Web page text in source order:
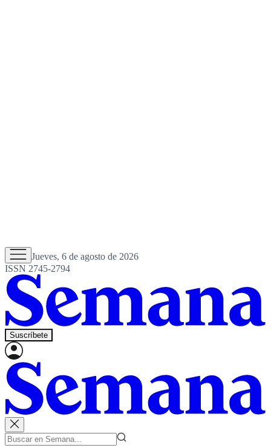
Jueves, 6 de agosto de 2026
ISSN 2745-2794
Suscríbete